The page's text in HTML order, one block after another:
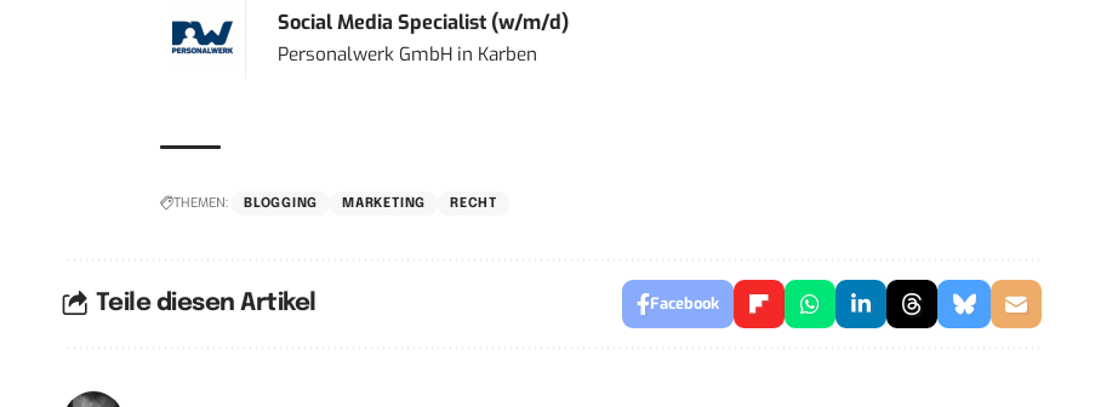
Social Media Specialist (w/m/d)
Personalwerk GmbHin Karben
THEMEN: BLOGGING MARKETING RECHT
Teile diesen Artikel Facebook